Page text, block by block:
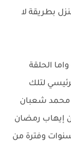
بطريقة لا
الحلقة
لتلك
محمد شعبان
إيهاب رمضان
سنوات وفترة من